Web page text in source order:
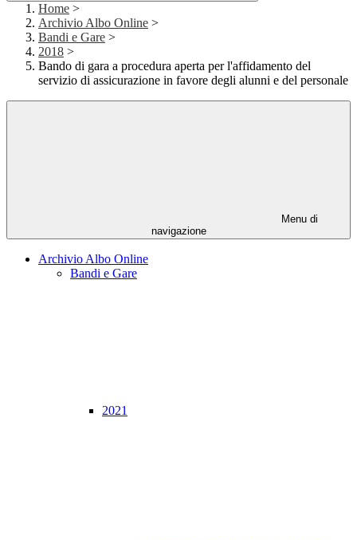
Home >
Archivio Albo Online >
Bandi e Gare >
2018 >
Bando di gara a procedura aperta per l'affidamento del
servizio di assicurazione in favore degli alunni e del personale
Menu di
navigazione
Archivio Albo Online
Bandi e Gare
2021